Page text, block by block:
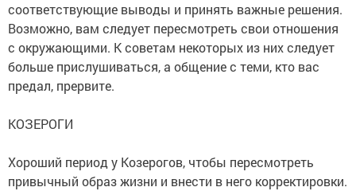
соответствующие выводы и принять важные решения.
Возможно, вам следует пересмотреть свои отношения
с окружающими. К советам некоторых из них следует
больше прислушиваться, а общение с теми, кто вас
предал, прервите.
КОЗЕРОГИ
Хороший период у Козерогов, чтобы пересмотреть
привычный образ жизни и внести в него корректировки.